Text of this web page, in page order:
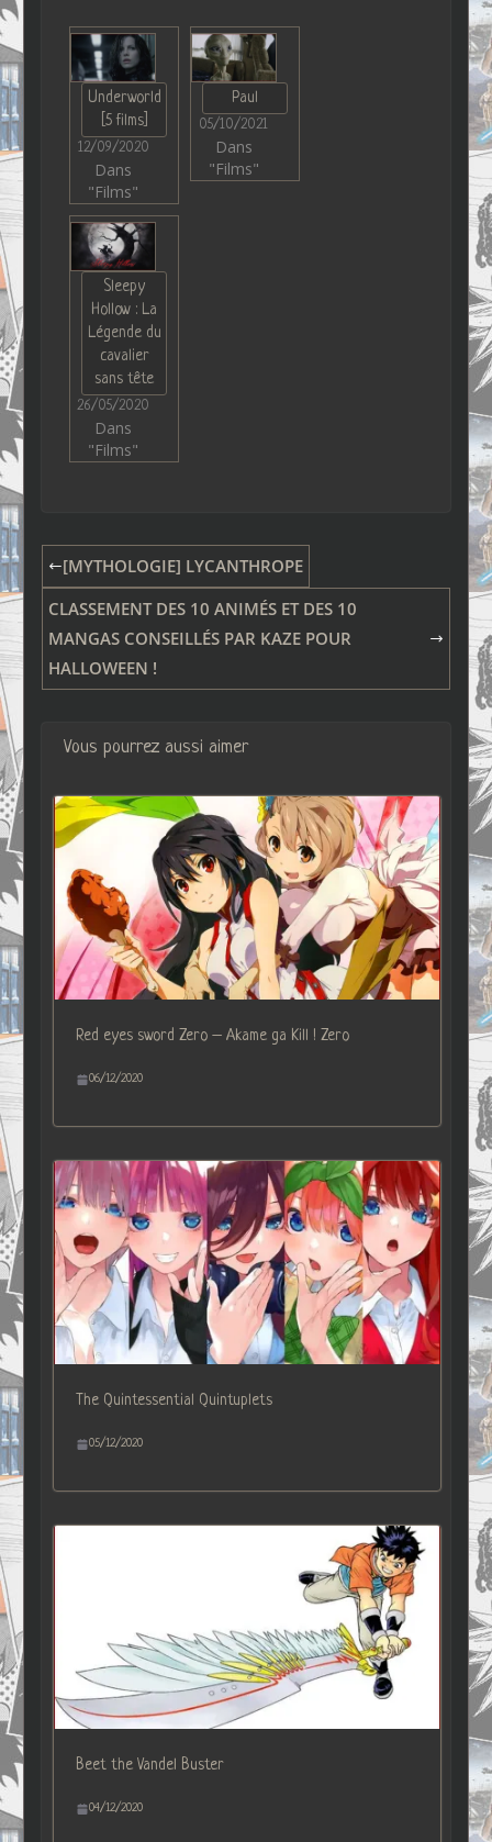
Underworld
[5 films]
12/09/2020
Dans
"Films"
Paul
05/10/2021
Dans
"Films"
Sleepy
Hollow : La
Légende du
cavalier
sans tête
26/05/2020
Dans
"Films"
[MYTHOLOGIE] LYCANTHROPE
CLASSEMENT DES 10 ANIMÉS ET DES 10
MANGAS CONSEILLÉS PAR KAZE POUR
HALLOWEEN !
Vous pourrez aussi aimer
Red eyes sword Zero – Akame ga Kill ! Zero
06/12/2020
The Quintessential Quintuplets
05/12/2020
Beet the Vandel Buster
04/12/2020